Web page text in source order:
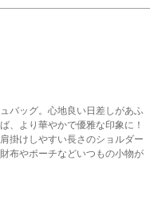
バッグ。心地良い日差しがあふ
、より華やかで優雅な印象に！
掛けしやすい長さのショルダー
布やポーチなどいつもの小物が